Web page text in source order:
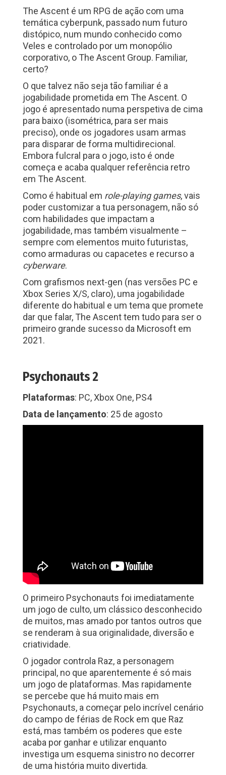
The Ascent é um RPG de ação com uma
temática cyberpunk, passado num futuro
distópico, num mundo conhecido como
Veles e controlado por um monopólio
corporativo, o The Ascent Group. Familiar,
certo?
O que talvez não seja tão familiar é a
jogabilidade prometida em The Ascent. O
jogo é apresentado numa perspetiva de cima
para baixo (isométrica, para ser mais
preciso), onde os jogadores usam armas
para disparar de forma multidirecional.
Embora fulcral para o jogo, isto é onde
começa e acaba qualquer referência retro
em The Ascent.
Como é habitual em role-playing games, vais
poder customizar a tua personagem, não só
com habilidades que impactam a
jogabilidade, mas também visualmente –
sempre com elementos muito futuristas,
como armaduras ou capacetes e recurso a
cyberware.
Com grafismos next-gen (nas versões PC e
Xbox Series X/S, claro), uma jogabilidade
diferente do habitual e um tema que promete
dar que falar, The Ascent tem tudo para ser o
primeiro grande sucesso da Microsoft em
2021.
Psychonauts 2
Plataformas: PC, Xbox One, PS4
Data de lançamento: 25 de agosto
O primeiro Psychonauts foi imediatamente
um jogo de culto, um clássico desconhecido
de muitos, mas amado por tantos outros que
se renderam à sua originalidade, diversão e
criatividade.
O jogador controla Raz, a personagem
principal, no que aparentemente é só mais
um jogo de plataformas. Mas rapidamente
se percebe que há muito mais em
Psychonauts, a começar pelo incrível cenário
do campo de férias de Rock em que Raz
está, mas também os poderes que este
acaba por ganhar e utilizar enquanto
investiga um esquema sinistro no decorrer
de uma história muito divertida.